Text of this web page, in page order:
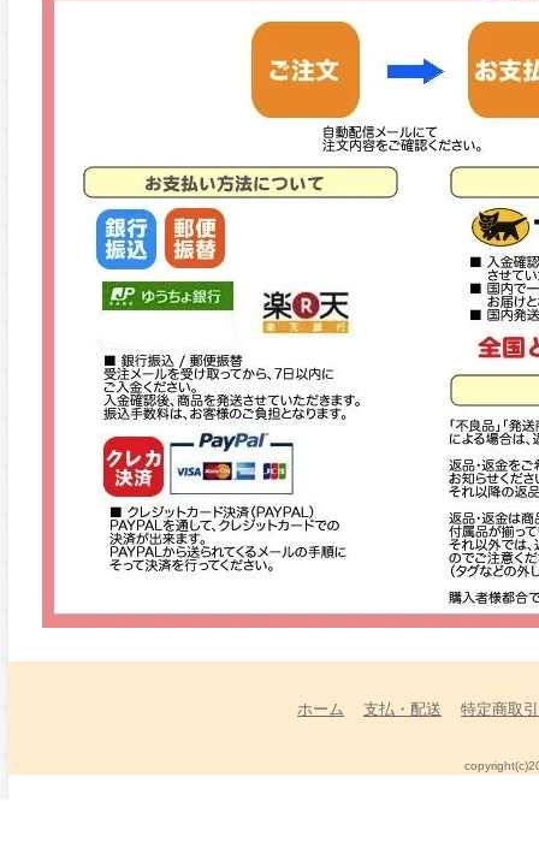
ホーム 支払・配送 特定商取